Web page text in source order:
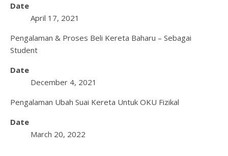
Date
April 17, 2021
Pengalaman & Proses Beli Kereta Baharu – Sebagai
Student
Date
December 4, 2021
Pengalaman Ubah Suai Kereta Untuk OKU Fizikal
Date
March 20, 2022